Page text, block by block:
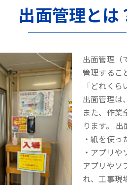
出面管理とは
出面管理（
管理するこ
「どれく
出面管理は
また、作業
ります。
・紙を使っ
・アプリや
アプリやソ
れ、工事現